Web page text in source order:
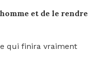
homme et de le rendre
qui finira vraiment